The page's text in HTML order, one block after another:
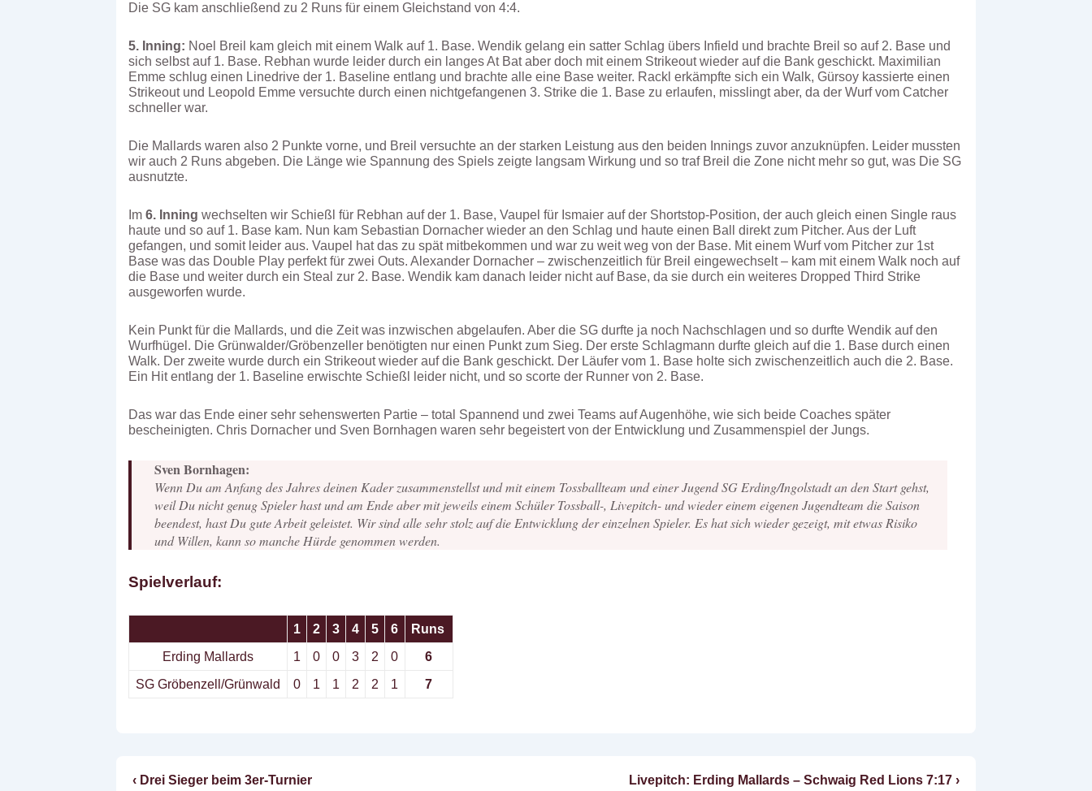
Die SG kam anschließend zu 2 Runs für einem Gleichstand von 4:4.
5. Inning: Noel Breil kam gleich mit einem Walk auf 1. Base. Wendik gelang ein satter Schlag übers Infield und brachte Breil so auf 2. Base und
sich selbst auf 1. Base. Rebhan wurde leider durch ein langes At Bat aber doch mit einem Strikeout wieder auf die Bank geschickt. Maximilian
Emme schlug einen Linedrive der 1. Baseline entlang und brachte alle eine Base weiter. Rackl erkämpfte sich ein Walk, Gürsoy kassierte einen
Strikeout und Leopold Emme versuchte durch einen nichtgefangenen 3. Strike die 1. Base zu erlaufen, misslingt aber, da der Wurf vom Catcher
schneller war.
Die Mallards waren also 2 Punkte vorne, und Breil versuchte an der starken Leistung aus den beiden Innings zuvor anzuknüpfen. Leider mussten
wir auch 2 Runs abgeben. Die Länge wie Spannung des Spiels zeigte langsam Wirkung und so traf Breil die Zone nicht mehr so gut, was Die SG
ausnutzte.
Im 6. Inning wechselten wir Schießl für Rebhan auf der 1. Base, Vaupel für Ismaier auf der Shortstop-Position, der auch gleich einen Single raus
haute und so auf 1. Base kam. Nun kam Sebastian Dornacher wieder an den Schlag und haute einen Ball direkt zum Pitcher. Aus der Luft
gefangen, und somit leider aus. Vaupel hat das zu spät mitbekommen und war zu weit weg von der Base. Mit einem Wurf vom Pitcher zur 1st
Base was das Double Play perfekt für zwei Outs. Alexander Dornacher – zwischenzeitlich für Breil eingewechselt – kam mit einem Walk noch auf
die Base und weiter durch ein Steal zur 2. Base. Wendik kam danach leider nicht auf Base, da sie durch ein weiteres Dropped Third Strike
ausgeworfen wurde.
Kein Punkt für die Mallards, und die Zeit was inzwischen abgelaufen. Aber die SG durfte ja noch Nachschlagen und so durfte Wendik auf den
Wurfhügel. Die Grünwalder/Gröbenzeller benötigten nur einen Punkt zum Sieg. Der erste Schlagmann durfte gleich auf die 1. Base durch einen
Walk. Der zweite wurde durch ein Strikeout wieder auf die Bank geschickt. Der Läufer vom 1. Base holte sich zwischenzeitlich auch die 2. Base.
Ein Hit entlang der 1. Baseline erwischte Schießl leider nicht, und so scorte der Runner von 2. Base.
Das war das Ende einer sehr sehenswerten Partie – total Spannend und zwei Teams auf Augenhöhe, wie sich beide Coaches später
bescheinigten. Chris Dornacher und Sven Bornhagen waren sehr begeistert von der Entwicklung und Zusammenspiel der Jungs.
Sven Bornhagen:
Wenn Du am Anfang des Jahres deinen Kader zusammenstellst und mit einem Tossballteam und einer Jugend SG Erding/Ingolstadt an den Start gehst,
weil Du nicht genug Spieler hast und am Ende aber mit jeweils einem Schüler Tossball-, Livepitch- und wieder einem eigenen Jugendteam die Saison
beendest, hast Du gute Arbeit geleistet. Wir sind alle sehr stolz auf die Entwicklung der einzelnen Spieler. Es hat sich wieder gezeigt, mit etwas Risiko
und Willen, kann so manche Hürde genommen werden.
Spielverlauf:
1 2 3 4 5 6
Runs
Erding Mallards
1 0 0 3 2 0
6
SG Gröbenzell/Grünwald
0 1 1 2 2 1 7
Vorheriger
‹ Drei Sieger beim 3er-Turnier
Nächster
Livepitch: Erding Mallards – Schwaig Red Lions 7:17 ›